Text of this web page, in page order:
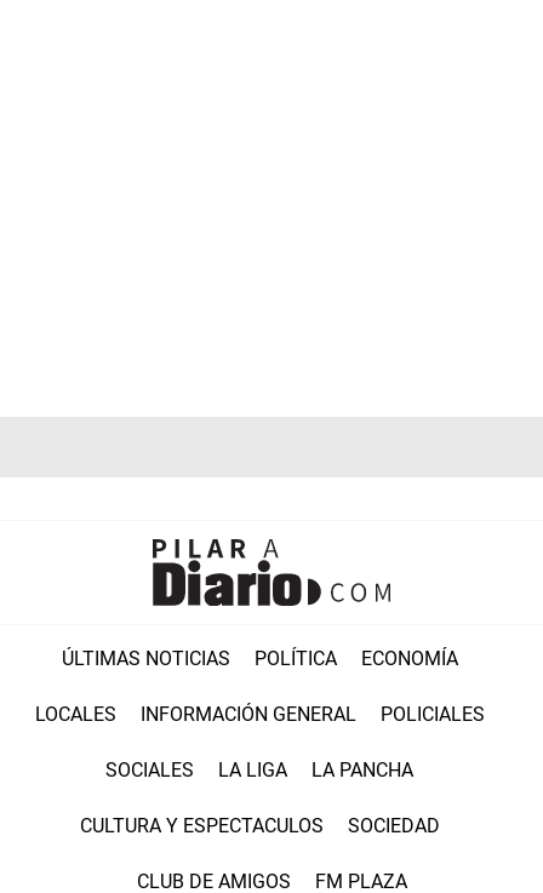
ÚLTIMAS NOTICIAS POLÍTICA ECONOMÍA
LOCALES INFORMACIÓN GENERAL POLICIALES
SOCIALES LA LIGA LA PANCHA
CULTURA Y ESPECTACULOS SOCIEDAD
CLUB DE AMIGOS FM PLAZA